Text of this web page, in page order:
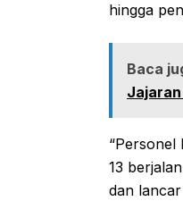
hingga
Baca
“Personel
13
dan